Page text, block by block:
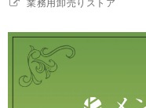
業務用卸売りストア